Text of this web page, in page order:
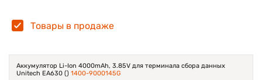
Товары в продаже
Аккумулятор Li-Ion 4000mAh, 3.85V для терминала сбора данных
Unitech EA630 () 1400-9000145G